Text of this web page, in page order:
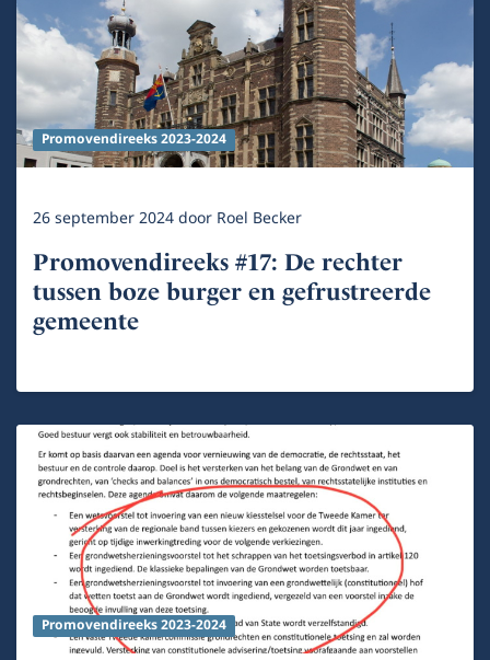
Promovendireeks 2023-2024
26 september 2024door Roel Becker
Promovendireeks #17: De rechter
tussen boze burger en gefrustreerde
gemeente
Promovendireeks 2023-2024